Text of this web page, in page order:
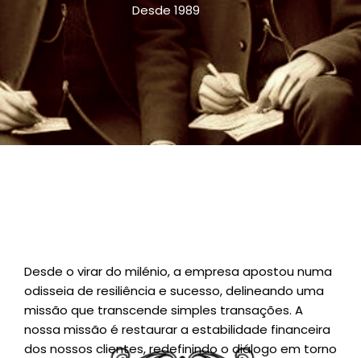
Desde 1989
Desde o virar do milénio, a empresa apostou numa
odisseia de resiliência e sucesso, delineando uma
missão que transcende simples transações. A
nossa missão é restaurar a estabilidade financeira
dos nossos clientes, redefinindo o diálogo em torno